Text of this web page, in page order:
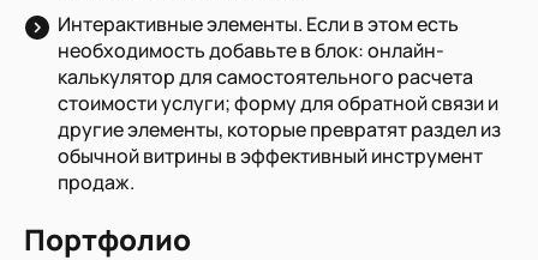
Интерактивные элементы. Если в этом есть
необходимость добавьте в блок: онлайн-
калькулятор для самостоятельного расчета
стоимости услуги; форму для обратной связи и
другие элементы, которые превратят раздел из
обычной витрины в эффективный инструмент
продаж.
Портфолио